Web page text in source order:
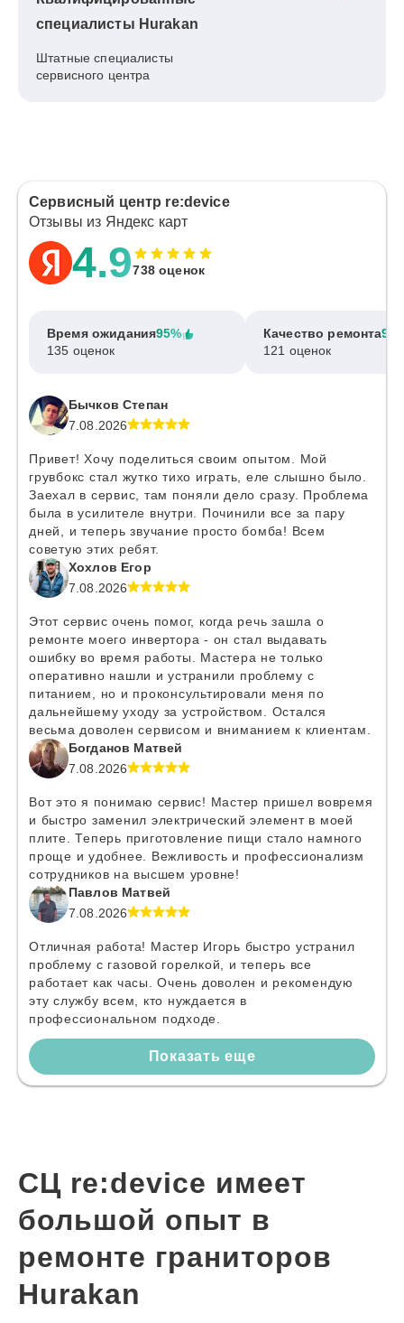
специалисты Hurakan
Штатные специалисты
сервисного центра
Сервисный центр re:device
Отзывы из Яндекс карт
4.9738 оценок
Время ожидания95%
135 оценок
Качество ремонта
121 оценок
Бычков Степан
7.08.2026
Привет! Хочу поделиться своим опытом. Мой
грувбокс стал жутко тихо играть, еле слышно было.
Заехал в сервис, там поняли дело сразу. Проблема
была в усилителе внутри. Починили все за пару
дней, и теперь звучание просто бомба! Всем
советую этих ребят.
Хохлов Егор
7.08.2026
Этот сервис очень помог, когда речь зашла о
ремонте моего инвертора - он стал выдавать
ошибку во время работы. Мастера не только
оперативно нашли и устранили проблему с
питанием, но и проконсультировали меня по
дальнейшему уходу за устройством. Остался
весьма доволен сервисом и вниманием к клиентам.
Богданов Матвей
7.08.2026
Вот это я понимаю сервис! Мастер пришел вовремя
и быстро заменил электрический элемент в моей
плите. Теперь приготовление пищи стало намного
проще и удобнее. Вежливость и профессионализм
сотрудников на высшем уровне!
Павлов Матвей
7.08.2026
Отличная работа! Мастер Игорь быстро устранил
проблему с газовой горелкой, и теперь все
работает как часы. Очень доволен и рекомендую
эту службу всем, кто нуждается в
профессиональном подходе.
Показать еще
СЦ re:device имеет
большой опыт в
ремонте граниторов
Hurakan